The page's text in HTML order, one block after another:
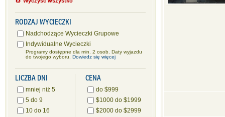
RODZAJ WYCIECZKI
Nadchodzące Wycieczki Grupowe
Indywidualne Wycieczki
Programy dostępne dla min. 2 osob. Daty wyjazdu
do twojego wyboru. Dowiedz się więcej
LICZBA DNI
mniej niż 5
5 do 9
10 do 16
CENA
do $999
$1000 do $1999
$2000 do $2999